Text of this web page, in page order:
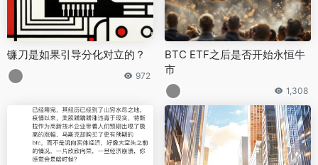
镰刀是如果引导分化对立的？
972
BTC ETF之后是否开始永恒牛
市
1,308